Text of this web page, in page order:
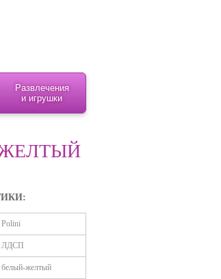
Развлечения
и игрушки
ЖЕЛТЫЙ
Polini
ЛДСП
белый-желтый